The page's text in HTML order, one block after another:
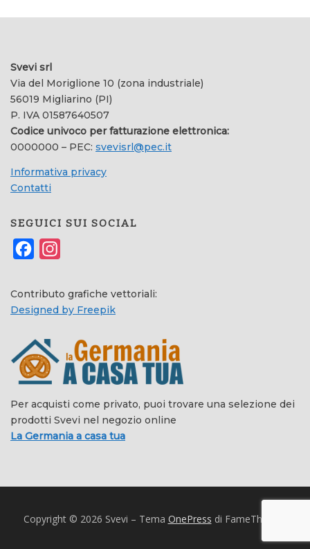
Svevi srl
Via del Moriglione 10 (zona industriale)
56019 Migliarino (PI)
P. IVA 01587640507
Codice univoco per fatturazione elettronica:
0000000 – PEC: svevisrl@pec.it
Informativa privacy
Contatti
SEGUICI SUI SOCIAL
Facebook
Contributo grafiche vettoriali:
Designed by Freepik
Per acquisti come privato, puoi trovare una selezione dei
prodotti Svevi nel negozio online
La Germania a casa tua
Copyright © 2026 Svevi – Tema OnePress di FameThemes